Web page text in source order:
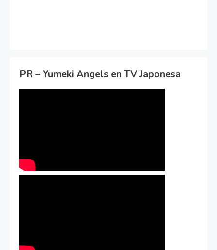
PR – Yumeki Angels en TV Japonesa